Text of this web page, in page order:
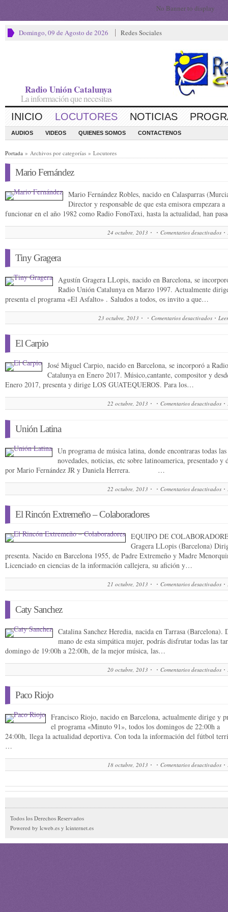
No Banner to display
Domingo, 09 de Agosto de 2026 Redes Sociales
Radio Unión Catalunya
La información que necesitas
INICIO LOCUTORES NOTICIAS
AUDIOS VIDEOS QUIENES SOMOS CONTACTENOS
Portada » Archivos por categorías » Locutores
Mario Fernández
Mario Fernández Robles, nacido en Calasparras
Director y responsable de que esta emisora empezara a
funcionar en el año 1982 como Radio FonoTaxi, hasta la actualidad, han
24 octubre, 2013 Comentarios desactivados
Tiny Gragera
Agustín Gragera LLopis, nacido en Barcelona, se
Radio Unión Catalunya en Marzo 1997. Actualmente
presenta el programa «El Asfalto» . Saludos a todos, os invito a que…
23 octubre, 2013 Comentarios desactivados
en
El Carpio
José Miguel Carpio, nacido en Barcelona, se incorporó a
Catalunya en Enero 2017. Músico,cantante, compositor y
Enero 2017, presenta y dirige LOS GUATEQUEROS. Para los…
22 octubre, 2013 Comentarios desactivados
Unión Latina
Un programa de música latina, donde encontraras todas las
novedades, noticias, etc sobre latinoamerica, presentado y
por Mario Fernández JR y Daniela Herrera. …
22 octubre, 2013 Comentarios desactivados
El Rincón Extremeño – Colaboradores
EQUIPO DE
Gragera LLopis (Barcelona)
presenta. Nacido en Barcelona 1955, de Padre Extremeño y Madre
Licenciado en ciencias de la información callejera, su afición y…
21 octubre, 2013 Comentarios desactivados
Caty Sanchez
Catalina Sanchez Heredia, nacida en Tarrasa (Barcelona).
mano de esta simpática mujer, podrás disfrutar todas las
domingo de 19:00h a 22:00h, de la mejor música, las…
20 octubre, 2013 Comentarios desactivados
Paco Riojo
Francisco Riojo, nacido en Barcelona, actualmente dirige y
el programa «Minuto 91», todos los domingos de 22:00h a
24:00h, llega la actualidad deportiva. Con toda la información del fútbol
…
18 octubre, 2013 Comentarios desactivados
Todos los Derechos Reservados
Powered by lcweb.es y lcinternet.es